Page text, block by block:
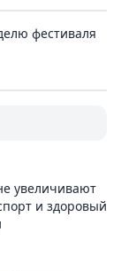
фестиваля
увеличивают
и здоровый